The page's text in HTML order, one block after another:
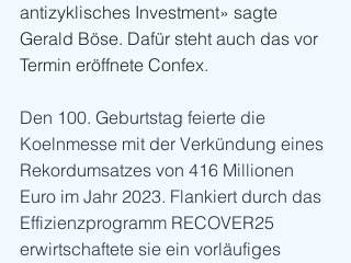
antizyklisches Investment» sagte
Gerald Böse. Dafür steht auch das vor
Termin eröffnete Confex.
Den 100. Geburtstag feierte die
Koelnmesse mit der Verkündung eines
Rekordumsatzes von 416 Millionen
Euro im Jahr 2023. Flankiert durch das
Effizienzprogramm RECOVER25
erwirtschaftete sie ein vorläufiges